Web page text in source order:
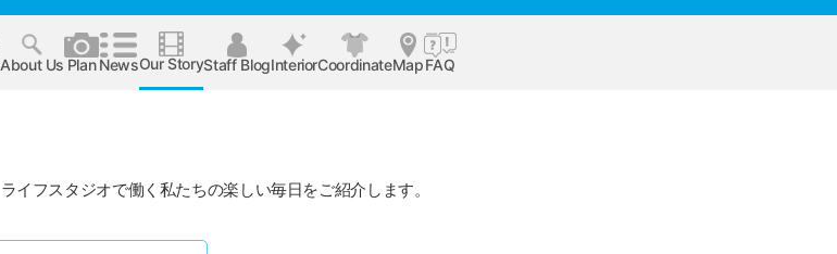
About Us Plan NewsOur StoryStaff BlogInteriorCoordinateMapFAQ
ライフスタジオで働く私たちの楽しい毎日をご紹介します。